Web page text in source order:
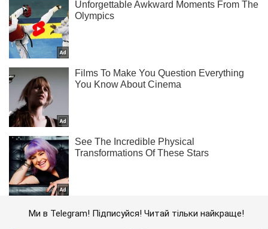
Ми в Telegram! Підписуйся! Читай тільки найкраще!